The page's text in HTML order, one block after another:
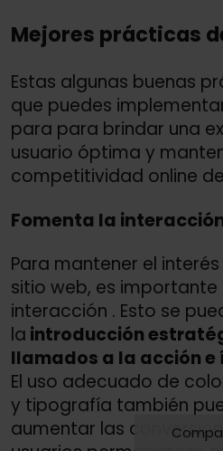
Mejores prácticas
Estas algunas buenas
que puedes
para para brindar una
usuario óptima y
competitividad online
Fomenta la
Para mantener el
sitio web, es
interacción . Esto se
la introducción
llamados a la acción
El uso adecuado de
y tipografía también
aumentar las